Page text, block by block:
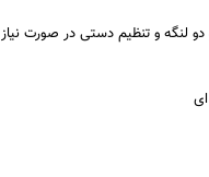
لنگه و تنظیم دستی در صورت نیاز